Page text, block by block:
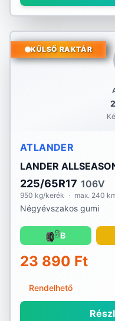
KÜLSŐ RAKTÁR
ATLANDER
LANDER
225/65R17 106V
950 kg/kerék · max. 240
Négyévszakos gumi
B
23 890 Ft
Rendelhető